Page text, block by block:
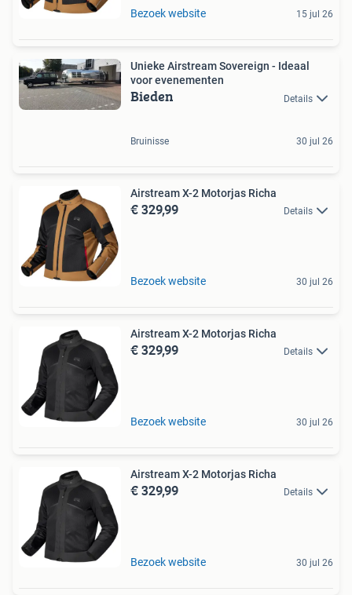
Bezoek website 15 jul 26
Unieke Airstream Sovereign - Ideaal
voor evenementen
Bieden Details
Bruinisse 30 jul 26
Airstream X-2 Motorjas Richa
€ 329,99 Details
Bezoek website 30 jul 26
Airstream X-2 Motorjas Richa
€ 329,99 Details
Bezoek website 30 jul 26
Airstream X-2 Motorjas Richa
€ 329,99 Details
Bezoek website 30 jul 26